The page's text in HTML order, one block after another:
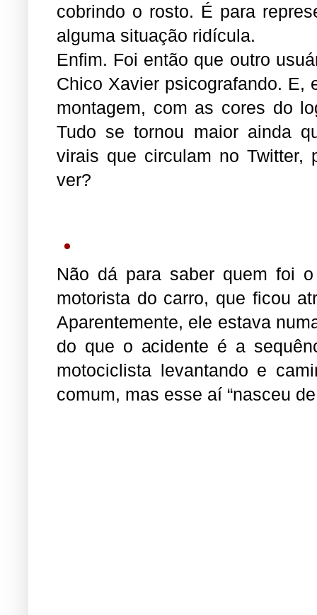
cobrindo o rosto. É para
alguma situação ridícula.
Enfim. Foi então que outro
Chico Xavier psicografando. E,
montagem, com as cores do
Tudo se tornou maior ainda
virais que circulam no Twitter,
ver?
Não dá para saber quem foi
motorista do carro, que ficou
Aparentemente, ele estava
do que o acidente é a
motociclista levantando e
comum, mas esse aí “nasceu